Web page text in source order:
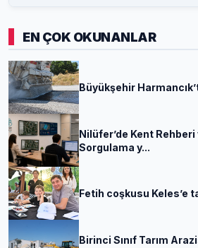
EN ÇOK OKUNANLAR
Büyükşehir
Nilüfer’de Kent
Sorgulama y...
Fetih coşkusu Keles’e
Birinci Sınıf Tarım